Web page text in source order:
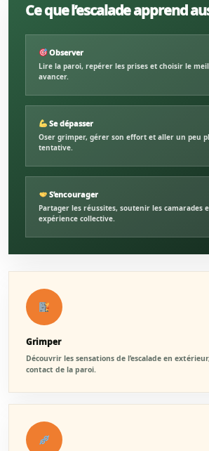
Ce que l’escalade apprend
Observer
Lire la paroi, repérer les prises et choisir le
avancer.
Se dépasser
Oser grimper, gérer son effort et aller un peu
tentative.
S’encourager
Partager les réussites, soutenir les camarades
expérience collective.
Grimper
Découvrir les sensations de l’escalade en
contact de la paroi.